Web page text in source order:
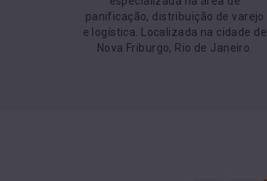
panificação, distribuição de varejo
e logística. Localizada na cidade de
Nova Friburgo, Rio de Janeiro.